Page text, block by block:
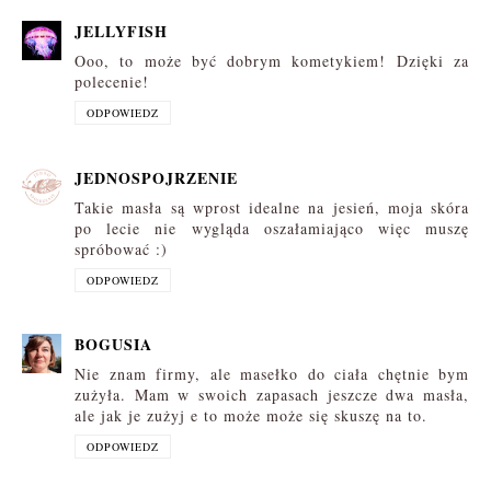
JELLYFISH
Ooo, to może być dobrym kometykiem! Dzięki za
polecenie!
ODPOWIEDZ
JEDNOSPOJRZENIE
Takie masła są wprost idealne na jesień, moja skóra
po lecie nie wygląda oszałamiająco więc muszę
spróbować :)
ODPOWIEDZ
BOGUSIA
Nie znam firmy, ale masełko do ciała chętnie bym
zużyła. Mam w swoich zapasach jeszcze dwa masła,
ale jak je zużyj e to może może się skuszę na to.
ODPOWIEDZ